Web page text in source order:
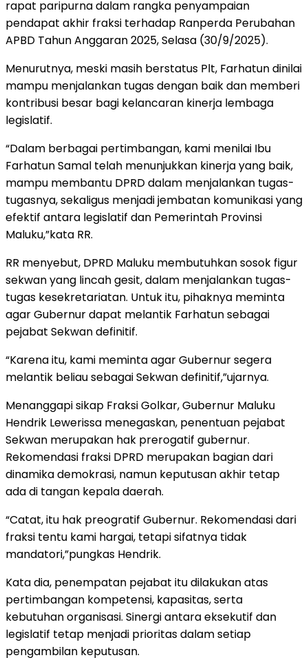
rapat paripurna dalam rangka penyampaian
pendapat akhir fraksi terhadap Ranperda Perubahan
APBD Tahun Anggaran 2025, Selasa (30/9/2025).
Menurutnya, meski masih berstatus Plt, Farhatun dinilai
mampu menjalankan tugas dengan baik dan memberi
kontribusi besar bagi kelancaran kinerja lembaga
legislatif.
“Dalam berbagai pertimbangan, kami menilai Ibu
Farhatun Samal telah menunjukkan kinerja yang baik,
mampu membantu DPRD dalam menjalankan tugas-
tugasnya, sekaligus menjadi jembatan komunikasi yang
efektif antara legislatif dan Pemerintah Provinsi
Maluku,”kata RR.
RR menyebut, DPRD Maluku membutuhkan sosok figur
sekwan yang lincah gesit, dalam menjalankan tugas-
tugas kesekretariatan. Untuk itu, pihaknya meminta
agar Gubernur dapat melantik Farhatun sebagai
pejabat Sekwan definitif.
“Karena itu, kami meminta agar Gubernur segera
melantik beliau sebagai Sekwan definitif,”ujarnya.
Menanggapi sikap Fraksi Golkar, Gubernur Maluku
Hendrik Lewerissa menegaskan, penentuan pejabat
Sekwan merupakan hak prerogatif gubernur.
Rekomendasi fraksi DPRD merupakan bagian dari
dinamika demokrasi, namun keputusan akhir tetap
ada di tangan kepala daerah.
“Catat, itu hak preogratif Gubernur. Rekomendasi dari
fraksi tentu kami hargai, tetapi sifatnya tidak
mandatori,”pungkas Hendrik.
Kata dia, penempatan pejabat itu dilakukan atas
pertimbangan kompetensi, kapasitas, serta
kebutuhan organisasi. Sinergi antara eksekutif dan
legislatif tetap menjadi prioritas dalam setiap
pengambilan keputusan.